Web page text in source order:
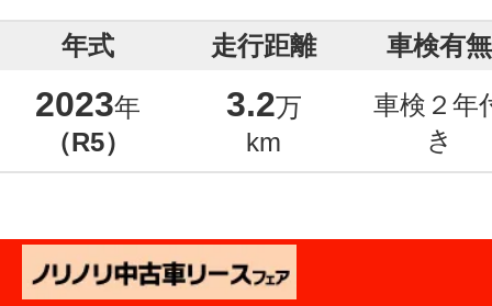
年式 走行距離 車検有無
2023年
（R5）
3.2万
km
車検２年
き